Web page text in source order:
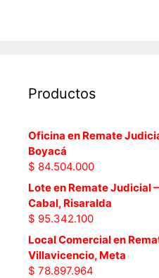
Productos
Oficina en Remate
Boyacá
$ 84.504.000
Lote en Remate Judicial
Cabal, Risaralda
$ 95.342.100
Local Comercial en
Villavicencio, Meta
$ 78.897.964